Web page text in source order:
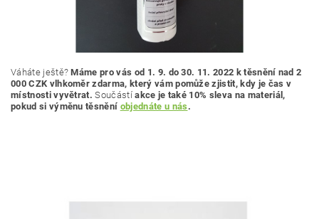
Váháte ještě?Máme pro vás od 1. 9. do 30. 11. 2022 k těsnění nad 2
000 CZK vlhkoměr zdarma, který vám pomůže zjistit, kdy je čas v
místnosti vyvětrat. Součástíakce je také 10% sleva na materiál,
pokud si výměnu těsnění objednáte u nás .